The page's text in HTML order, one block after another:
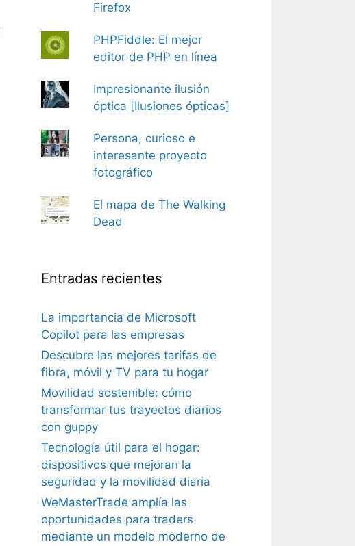
Firefox
PHPFiddle: El mejor
editor de PHP en línea
Impresionante ilusión
óptica [Ilusiones ópticas]
Persona, curioso e
interesante proyecto
fotográfico
El mapa de The Walking
Dead
Entradas recientes
La importancia de Microsoft
Copilot para las empresas
Descubre las mejores tarifas de
fibra, móvil y TV para tu hogar
Movilidad sostenible: cómo
transformar tus trayectos diarios
con guppy
Tecnología útil para el hogar:
dispositivos que mejoran la
seguridad y la movilidad diaria
WeMasterTrade amplía las
oportunidades para traders
mediante un modelo moderno de